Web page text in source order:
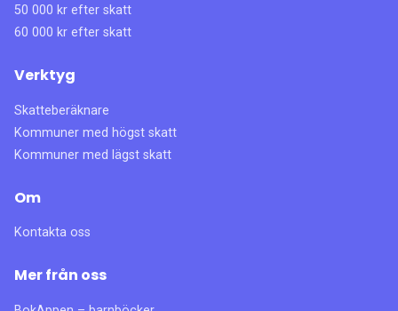
50 000 kr efter skatt
60 000 kr efter skatt
Verktyg
Skatteberäknare
Kommuner med högst skatt
Kommuner med lägst skatt
Om
Kontakta oss
Mer från oss